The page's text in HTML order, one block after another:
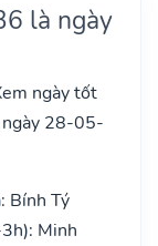
là ngày
ngày tốt
28-05-
Bính Tý
Minh